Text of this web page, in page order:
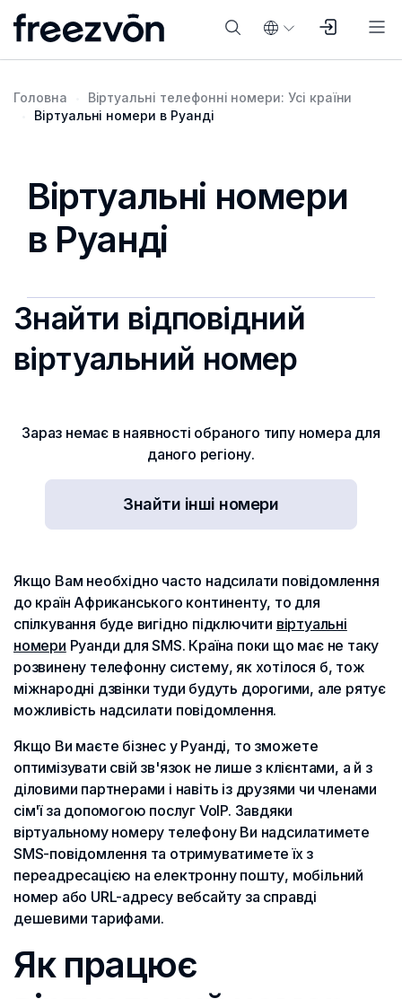
Головна
Віртуальні телефонні номери: Усі країни
Віртуальні номери в Руанді
Віртуальні номери
в Руанді
Знайти відповідний
віртуальний номер
Зараз немає в наявності обраного типу номера для
даного регіону.
Знайти інші номери
Якщо Вам необхідно часто надсилати повідомлення
до країн Африканського континенту, то для
спілкування буде вигідно підключити віртуальні
номери Руанди для SMS. Країна поки що має не таку
розвинену телефонну систему, як хотілося б, тож
міжнародні дзвінки туди будуть дорогими, але рятує
можливість надсилати повідомлення.
Якщо Ви маєте бізнес у Руанді, то зможете
оптимізувати свій зв'язок не лише з клієнтами, а й з
діловими партнерами і навіть із друзями чи членами
сім'ї за допомогою послуг VoIP. Завдяки
віртуальному номеру телефону Ви надсилатимете
SMS-повідомлення та отримуватимете їх з
переадресацією на електронну пошту, мобільний
номер або URL-адресу вебсайту за справді
дешевими тарифами.
Як працює